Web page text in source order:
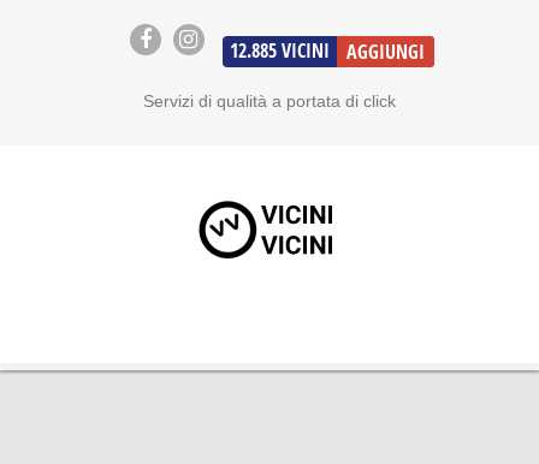
12.885 VICINI AGGIUNGI
Servizi di qualità a portata di click